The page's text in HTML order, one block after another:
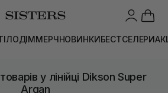
ДІММЕРЧНОВИНКИБЕСТСЕЛЕРИ
у лінійці Dikson Super
Argan